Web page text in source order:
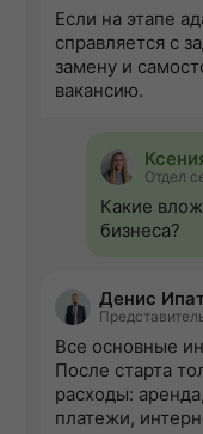
Если на этапе
справляется с
замену и
вакансию.
Отдел
Какие
бизнеса?
Денис
Все основные
После старта
расходы:
платежи,